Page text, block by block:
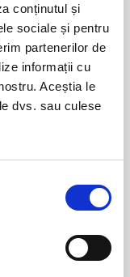
conținutul și
sociale și pentru
partenerilor de
informații cu
Aceștia le
dvs. sau culese
Tour
septembrie,
promovează
Little
symphonic
decembrie, la
vocea